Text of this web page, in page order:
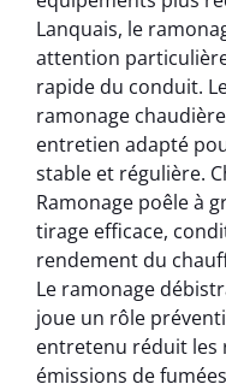
Lanquais, le
attention
rapide du conduit.
ramonage
entretien adapté
stable et régulière.
Ramonage poêle à
tirage efficace,
rendement du
Le ramonage
joue un rôle
entretenu réduit les
émissions de